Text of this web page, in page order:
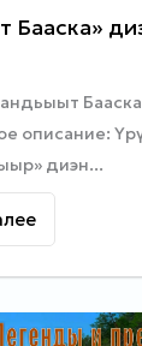
Бааска»
описание:
диэн...